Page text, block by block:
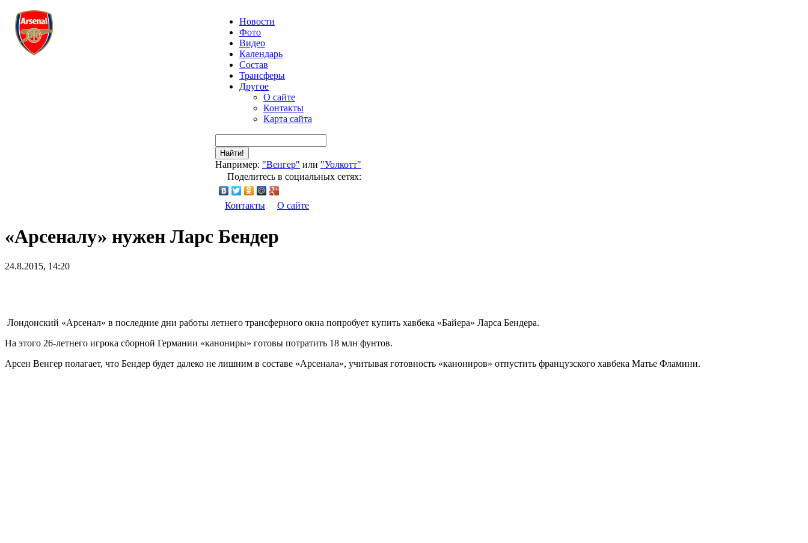
Новости
Фото
Видео
Календарь
Состав
Трансферы
Другое
О сайте
Контакты
Карта сайта
Найти!
Например: "Венгер" или "Уолкотт"
Поделитесь в социальных сетях:
Контакты О сайте
«Арсеналу» нужен Ларс Бендер
24.8.2015, 14:20
Лондонский «Арсенал» в последние дни работы летнего трансферного окна попробует купить хавбека «Байера» Ларса Бендера.
На этого 26-летнего игрока сборной Германии «канониры» готовы потратить 18 млн фунтов.
Арсен Венгер полагает, что Бендер будет далеко не лишним в составе «Арсенала», учитывая готовность «канониров» отпустить французского хавбека Матье Фламини.